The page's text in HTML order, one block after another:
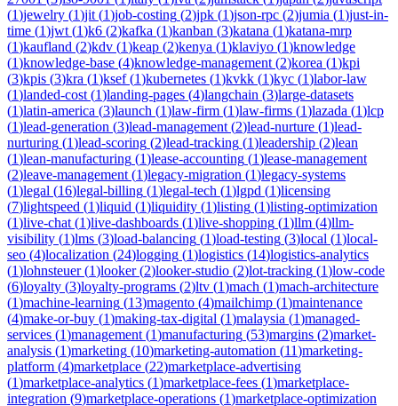
(1)jewelry (1)jit (1)job-costing (2)jpk (1)json-rpc (2)jumia (1)just-in-
time (1)jwt (1)k6 (2)kafka (1)kanban (3)katana (1)katana-mrp
(1)kaufland (2)kdv (1)keap (2)kenya (1)klaviyo (1)knowledge
(1)knowledge-base (4)knowledge-management (2)korea (1)kpi
(3)kpis (3)kra (1)ksef(1)kubernetes (1)kvkk (1)kyc (1)labor-law
(1)landed-cost (1)landing-pages (4)langchain (3)large-datasets
(1)latin-america (3)launch (1)law-firm (1)law-firms (1)lazada (1)lcp
(1)lead-generation (3)lead-management (2)lead-nurture (1)lead-
nurturing (1)lead-scoring (2)lead-tracking (1)leadership (2)lean
(1)lean-manufacturing (1)lease-accounting (1)lease-management
(2)leave-management (1)legacy-migration (1)legacy-systems
(1)legal (16)legal-billing (1)legal-tech (1)lgpd (1)licensing
(7)lightspeed (1)liquid (1)liquidity (1)listing (1)listing-optimization
(1)live-chat (1)live-dashboards (1)live-shopping (1)llm (4)llm-
visibility (1)lms (3)load-balancing (1)load-testing (3)local (1)local-
seo (4)localization (24)logging (1)logistics (14)logistics-analytics
(1)lohnsteuer(1)looker(2)looker-studio (2)lot-tracking (1)low-code
(6)loyalty (3)loyalty-programs (2)ltv (1)mach (1)mach-architecture
(1)machine-learning (13)magento (4)mailchimp (1)maintenance
(4)make-or-buy (1)making-tax-digital (1)malaysia (1)managed-
services (1)management (1)manufacturing (53)margins (2)market-
analysis (1)marketing (10)marketing-automation (11)marketing-
platform (4)marketplace (22)marketplace-advertising
(1)marketplace-analytics (1)marketplace-fees (1)marketplace-
integration (9)marketplace-operations (1)marketplace-optimization